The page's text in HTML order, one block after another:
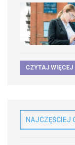
CZYTAJ WIĘCEJ
NAJCZĘŚCIEJ